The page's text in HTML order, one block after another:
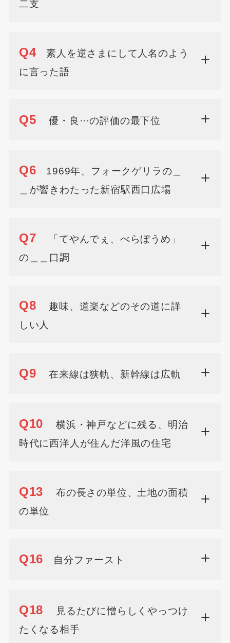
二支
Q4素人を逆さまにして人名のよう
に言った語
Q5 優・良⋯の評価の最下位
Q6 1969年、フォークゲリラの＿
＿が響きわたった新宿駅西口広場
Q7
「てやんでぇ、べらぼうめ」
の＿＿口調
Q8
趣味、道楽などのその道に詳
しい人
Q9 在来線は狭軌、新幹線は広軌
Q10
横浜・神戸などに残る、明治
時代に西洋人が住んだ洋風の住宅
Q13
布の長さの単位、土地の面積
の単位
Q16 自分ファースト
Q18
見るたびに憎らしくやっつけ
たくなる相手